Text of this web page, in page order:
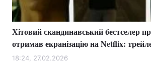
Хітовий скандинавський бестселер
отримав екранізацію на Netflix:
18:24, 27.02.2026